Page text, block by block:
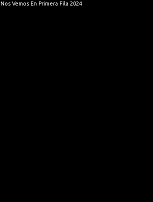
Nos Vemos En Primera Fila 2024